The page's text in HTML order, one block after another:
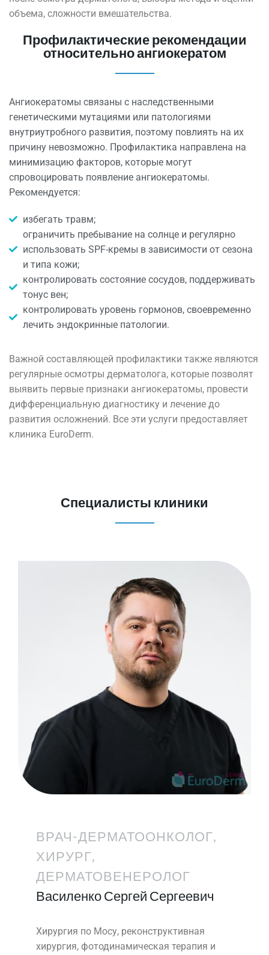
объема, сложности вмешательства.
Профилактические рекомендации
относительно ангиокератом
Ангиокератомы связаны с наследственными
генетическими мутациями или патологиями
внутриутробного развития, поэтому повлиять на их
причину невозможно. Профилактика направлена на
минимизацию факторов, которые могут
спровоцировать появление ангиокератомы.
Рекомендуется:
избегать травм;
ограничить пребывание на солнце и регулярно
использовать SPF-кремы в зависимости от сезона
и типа кожи;
контролировать состояние сосудов, поддерживать
тонус вен;
контролировать уровень гормонов, своевременно
лечить эндокринные патологии.
Важной составляющей профилактики также являются
регулярные осмотры дерматолога, которые позволят
выявить первые признаки ангиокератомы, провести
дифференциальную диагностику и лечение до
развития осложнений. Все эти услуги предоставляет
клиника EuroDerm.
Специалисты клиники
ВРАЧ-ДЕРМАТООНКОЛОГ,
ХИРУРГ,
ДЕРМАТОВЕНЕРОЛОГ
Василенко Сергей Сергеевич
Хирургия по Мосу, реконструктивная
хирургия, фотодинамическая терапия и